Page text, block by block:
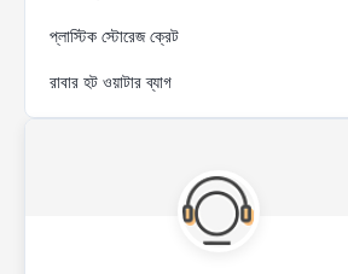
প্লাস্টিক স্টোরেজ ক্রেট
রাবার হট ওয়াটার ব্যাগ